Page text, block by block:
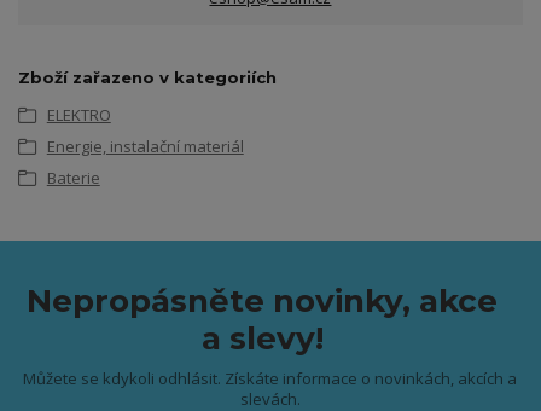
Zboží zařazeno v kategoriích
ELEKTRO
Energie, instalační materiál
Baterie
Nepropásněte novinky, akce
a slevy!
Můžete se kdykoli odhlásit. Získáte informace o novinkách, akcích a
slevách.